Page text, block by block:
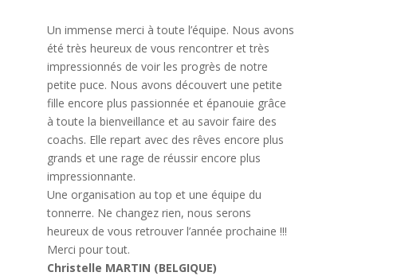
Un immense merci à toute l’équipe. Nous avons
été très heureux de vous rencontrer et très
impressionnés de voir les progrès de notre
petite puce. Nous avons découvert une petite
fille encore plus passionnée et épanouie grâce
à toute la bienveillance et au savoir faire des
coachs. Elle repart avec des rêves encore plus
grands et une rage de réussir encore plus
impressionnante.
Une organisation au top et une équipe du
tonnerre. Ne changez rien, nous serons
heureux de vous retrouver l’année prochaine !!!
Merci pour tout.
Christelle MARTIN (BELGIQUE)